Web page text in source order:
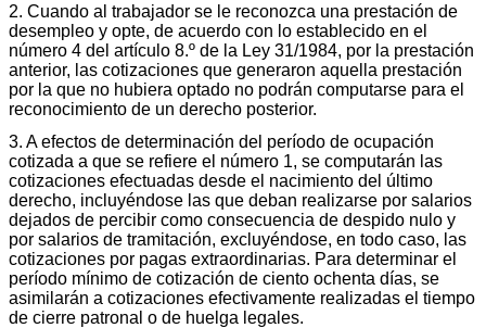
2. Cuando al trabajador se le reconozca una prestación de
desempleo y opte, de acuerdo con lo establecido en el
número 4 del artículo 8.º de la Ley 31/1984, por la prestación
anterior, las cotizaciones que generaron aquella prestación
por la que no hubiera optado no podrán computarse para el
reconocimiento de un derecho posterior.
3. A efectos de determinación del período de ocupación
cotizada a que se refiere el número 1, se computarán las
cotizaciones efectuadas desde el nacimiento del último
derecho, incluyéndose las que deban realizarse por salarios
dejados de percibir como consecuencia de despido nulo y
por salarios de tramitación, excluyéndose, en todo caso, las
cotizaciones por pagas extraordinarias. Para determinar el
período mínimo de cotización de ciento ochenta días, se
asimilarán a cotizaciones efectivamente realizadas el tiempo
de cierre patronal o de huelga legales.